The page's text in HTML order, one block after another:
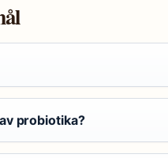
probiotika?